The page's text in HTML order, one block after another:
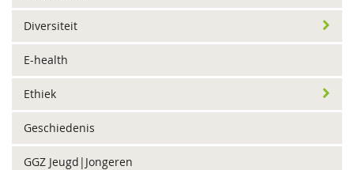
Diversiteit
E-health
Ethiek
Geschiedenis
GGZ Jeugd|Jongeren